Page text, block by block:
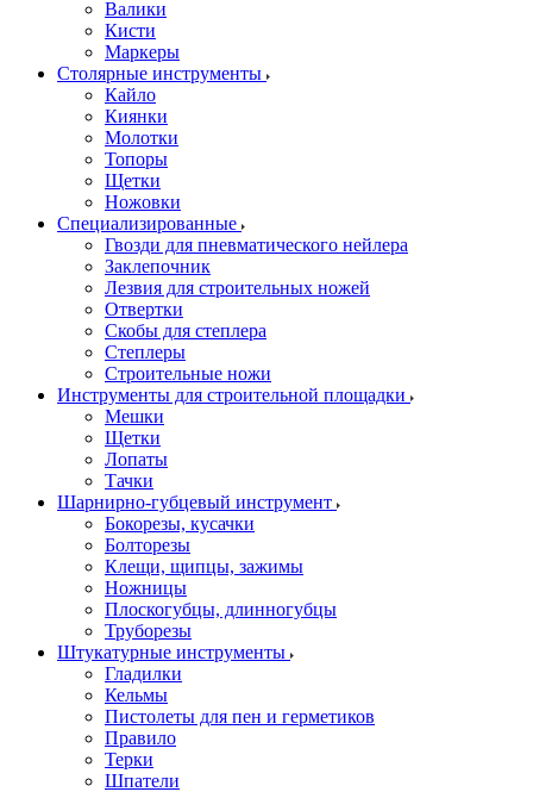
Валики
Кисти
Маркеры
Столярные инструменты
Кайло
Киянки
Молотки
Топоры
Щетки
Ножовки
Специализированные
Гвозди для пневматического нейлера
Заклепочник
Лезвия для строительных ножей
Отвертки
Скобы для степлера
Степлеры
Строительные ножи
Инструменты для строительной площадки
Мешки
Щетки
Лопаты
Тачки
Шарнирно-губцевый инструмент
Бокорезы, кусачки
Болторезы
Клещи, щипцы, зажимы
Ножницы
Плоскогубцы, длинногубцы
Труборезы
Штукатурные инструменты
Гладилки
Кельмы
Пистолеты для пен и герметиков
Правило
Терки
Шпатели